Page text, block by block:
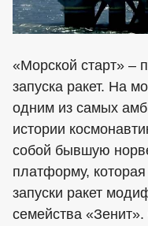
«Морской старт» –
запуска ракет. На
одним из самых
истории
собой бывшую
платформу,
запуски ракет
семейства